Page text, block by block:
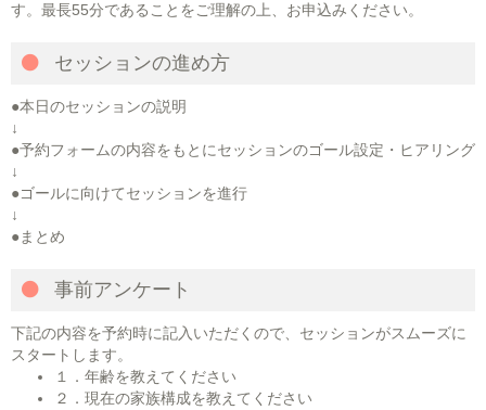
す。最長55分であることをご理解の上、お申込みください。
セッションの進め方
●本日のセッションの説明
↓
●予約フォームの内容をもとにセッションのゴール設定・ヒアリング
↓
●ゴールに向けてセッションを進行
↓
●まとめ
事前アンケート
下記の内容を予約時に記入いただくので、セッションがスムーズに
スタートします。
１．年齢を教えてください
２．現在の家族構成を教えてください